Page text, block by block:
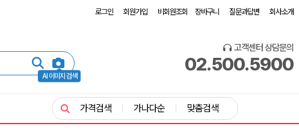
로그인 회원가입 비회원조회 장바구니 질문과답변 회사소개
AI 이미지 검색
고객센터 상담문의
02.500.5900
가격검색 가나다순 맞춤검색